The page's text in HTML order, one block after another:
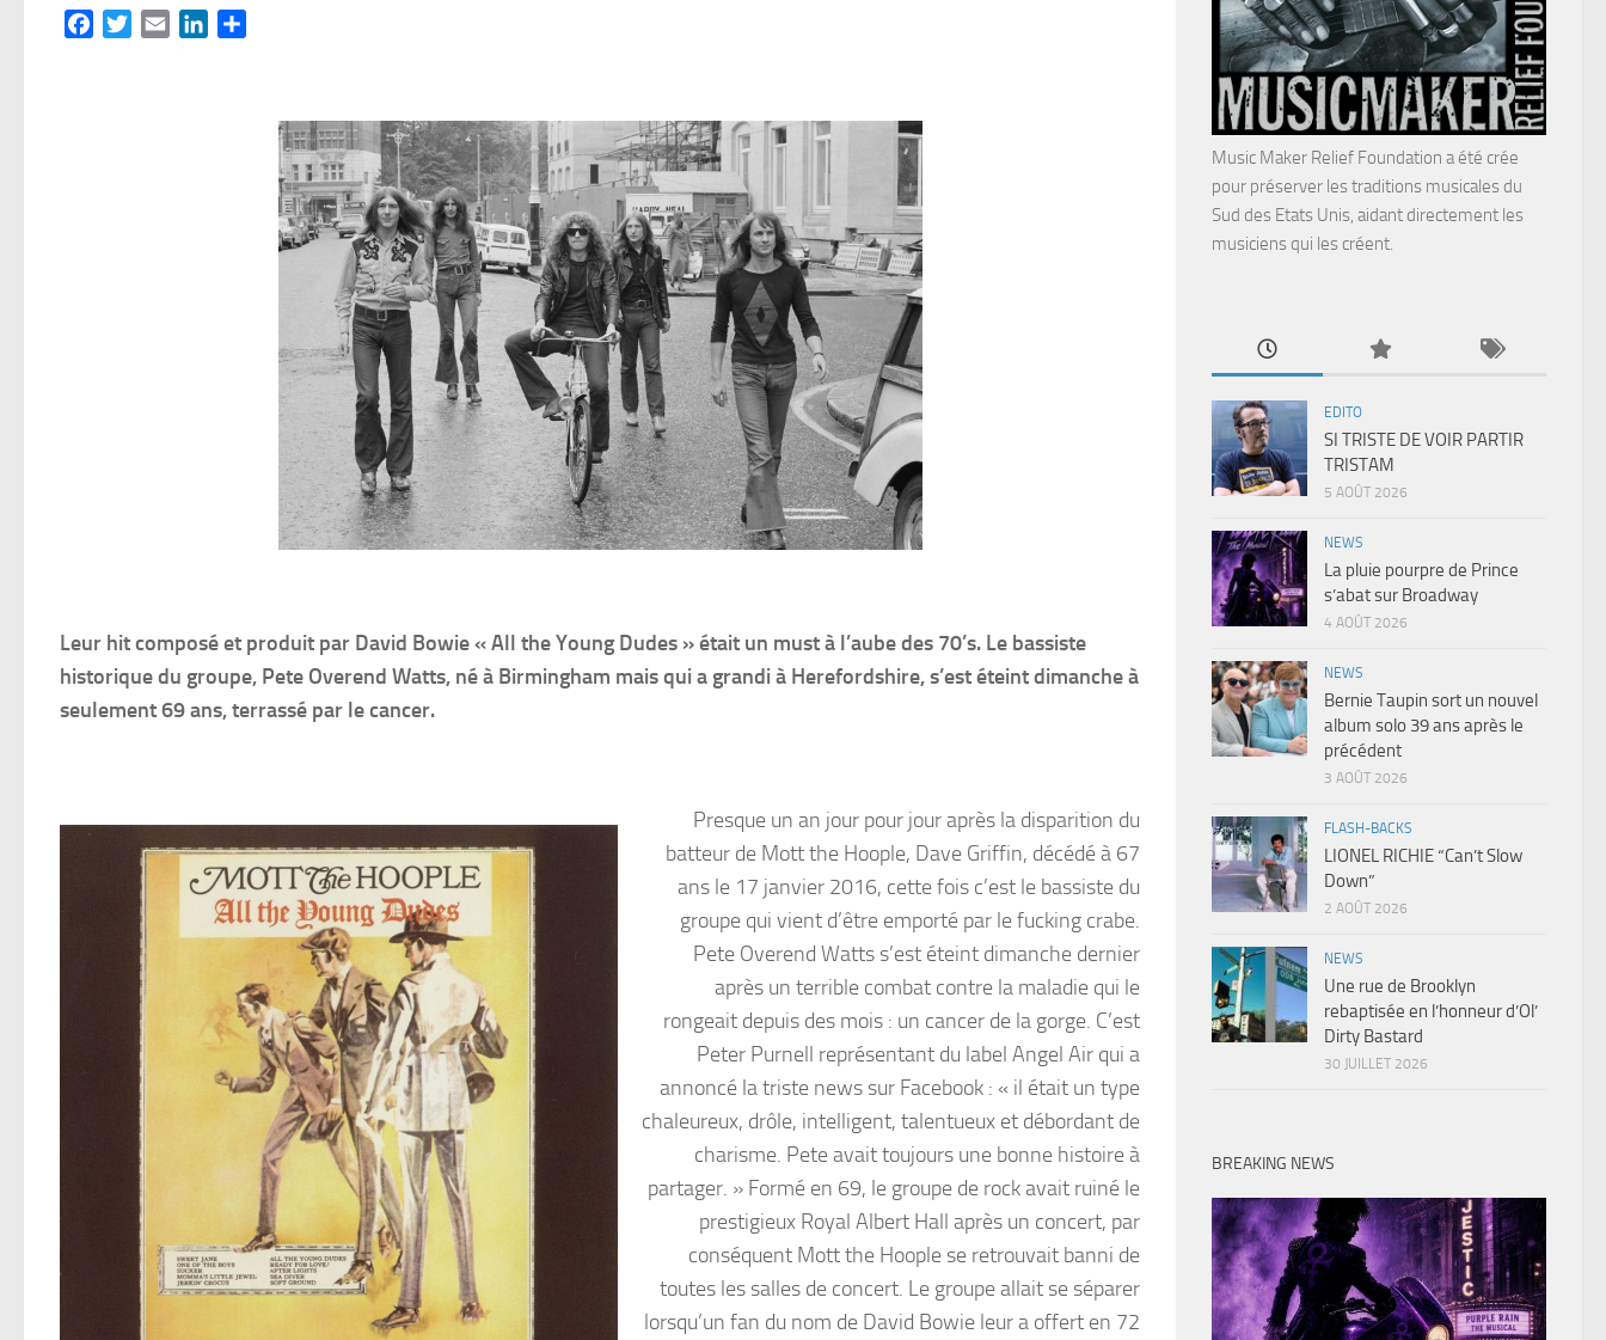
FacebookTwitterEmail LinkedIn
Leur hit composé et produit par David Bowie « All the Young Dudes » était un must à l’aube des 70’s. Le bassiste
historique du groupe, Pete Overend Watts, né à Birmingham mais qui a grandi à Herefordshire, s’est éteint dimanche à
seulement 69 ans, terrassé par le cancer.
Presque un an jour pour jour après la disparition du
batteur de Mott the Hoople, Dave Griffin, décédé à 67
ans le 17 janvier 2016, cette fois c’est le bassiste du
groupe qui vient d’être emporté par le fucking crabe.
Pete Overend Watts s’est éteint dimanche dernier
après un terrible combat contre la maladie qui le
rongeait depuis des mois : un cancer de la gorge. C’est
Peter Purnell représentant du label Angel Air qui a
annoncé la triste news sur Facebook : « il était un type
chaleureux, drôle, intelligent, talentueux et débordant de
charisme. Pete avait toujours une bonne histoire à
partager. » Formé en 69, le groupe de rock avait ruiné le
prestigieux Royal Albert Hall après un concert, par
conséquent Mott the Hoople se retrouvait banni de
toutes les salles de concert. Le groupe allait se séparer
lorsqu’un fan du nom de David Bowie leur a offert en 72
Music Maker Relief Foundation a été crée
pour préserver les traditions musicales du
Sud des Etats Unis, aidant directement les
musiciens qui les créent.
EDITO
SI TRISTE DE VOIR PARTIR
TRISTAM
5 AOÛT 2026
NEWS
La pluie pourpre de Prince
s’abat sur Broadway
4 AOÛT 2026
NEWS
Bernie Taupin sort un nouvel
album solo 39 ans après le
précédent
3 AOÛT 2026
FLASH-BACKS
LIONEL RICHIE “Can’t Slow
Down”
2 AOÛT 2026
NEWS
Une rue de Brooklyn
rebaptisée en l’honneur d’Ol’
Dirty Bastard
30 JUILLET 2026
BREAKING NEWS